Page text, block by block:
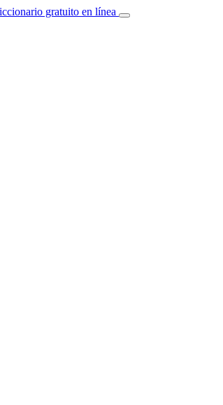
gratuito en línea